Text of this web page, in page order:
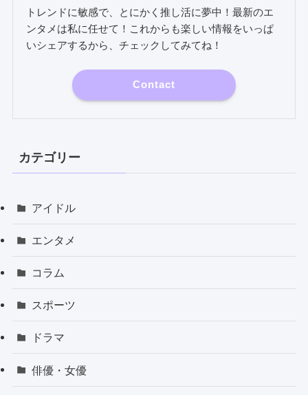
トレンドに敏感で、とにかく推し活に夢中！最新のエ
ンタメは私に任せて！これからも楽しい情報をいっぱ
いシェアするから、チェックしてみてね！
Contact
カテゴリー
アイドル
エンタメ
コラム
スポーツ
ドラマ
俳優・女優